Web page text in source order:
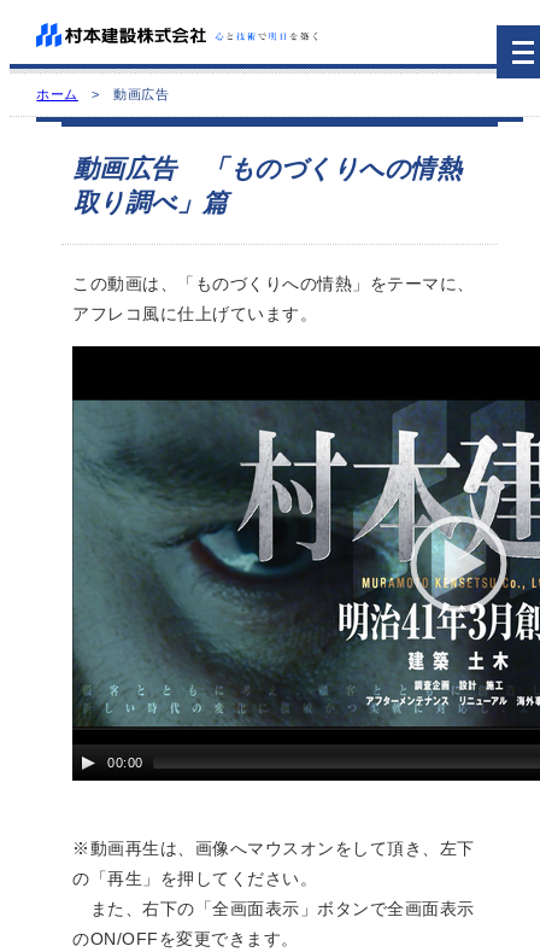
ホーム > 動画広告
動画広告 「ものづくりへの情熱
取り調べ」篇
この動画は、「ものづくりへの情熱」をテーマに、
アフレコ風に仕上げています。
Player
00:00
※動画再生は、画像へマウスオンをして頂き、左下
の「再生」を押してください。
また、右下の「全画面表示」ボタンで全画面表示
のON/OFFを変更できます。